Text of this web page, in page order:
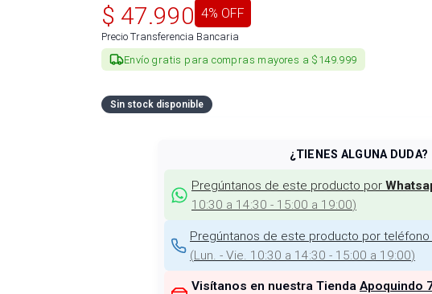
$ 47.990 4% OFF
Precio Transferencia Bancaria
Envío gratis para compras mayores a $149.999
Sin stock disponible
¿TIENES ALGUNA DUDA?
Pregúntanos de este producto por
10:30 a 14:30 - 15:00 a 19:00)
Pregúntanos de este producto por teléfono
(Lun. - Vie. 10:30 a 14:30 - 15:00 a 19:00)
Visítanos en nuestra Tienda Apoquindo